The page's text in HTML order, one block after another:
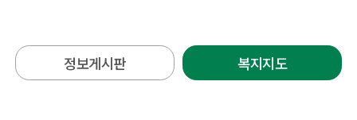
정보게시판 복지지도